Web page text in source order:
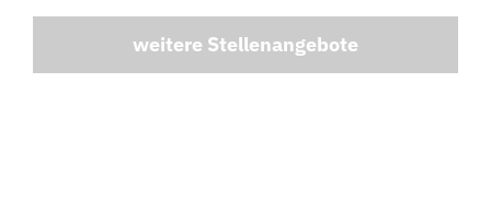
weitere Stellenangebote